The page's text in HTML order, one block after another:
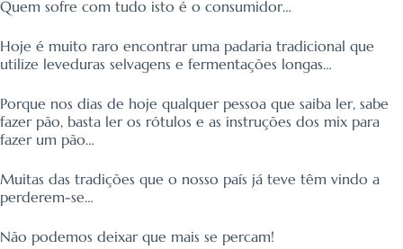
Quem sofre com tudo isto é o consumidor…
Hoje é muito raro encontrar uma padaria tradicional que
utilize leveduras selvagens e fermentações longas…
Porque nos dias de hoje qualquer pessoa que saiba ler, sabe
fazer pão, basta ler os rótulos e as instruções dos mix para
fazer um pão…
Muitas das tradições que o nosso país já teve têm vindo a
perderem-se…
Não podemos deixar que mais se percam!